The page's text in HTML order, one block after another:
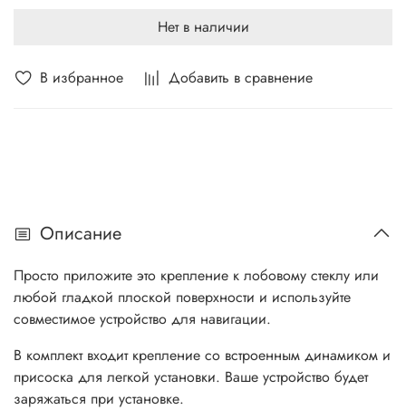
В избранное Добавить в сравнение
Нет в наличии
Описание
Просто приложите это крепление к лобовому стеклу или
любой гладкой плоской поверхности и используйте
совместимое устройство для навигации.
В комплект входит крепление со встроенным динамиком и
присоска для легкой установки. Ваше устройство будет
заряжаться при установке.